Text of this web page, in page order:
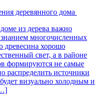
деревянного дома
из дерева важно
многочисленных
древесина хорошо
свет, а в районе
формируются не самые
распределить источники
визуально холодным и